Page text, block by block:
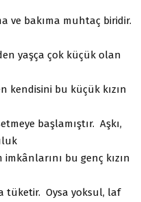
ve bakıma muhtaç biridir.
yaşça çok küçük olan
kendisini bu küçük kızın
başlamıştır. Aşkı,
bu genç kızın
tüketir. Oysa yoksul, laf